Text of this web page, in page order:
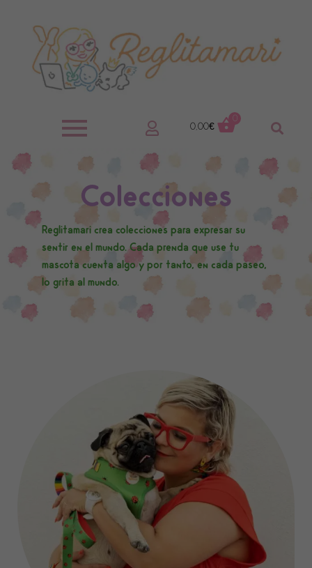
0,00€
0
Colecciones
Reglitamari crea colecciones para expresar su
sentir en el mundo. Cada prenda que use tu
mascota cuenta algo y por tanto, en cada paseo,
lo grita al mundo.